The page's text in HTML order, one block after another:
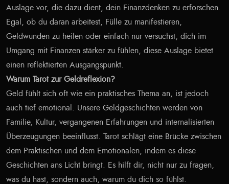
Auslage vor, die dazu dient, dein Finanzdenken zu erforschen.
Egal, ob du daran arbeitest, Fülle zu manifestieren,
Geldwunden zu heilen oder einfach nur versuchst, dich im
Umgang mit Finanzen stärker zu fühlen, diese Auslage bietet
einen reflektierten Ausgangspunkt.
Warum Tarot zur Geldreflexion?
Geld fühlt sich oft wie ein praktisches Thema an, ist jedoch
auch tief emotional. Unsere Geldgeschichten werden von
Familie, Kultur, vergangenen Erfahrungen und internalisierten
Überzeugungen beeinflusst. Tarot schlägt eine Brücke zwischen
dem Praktischen und dem Emotionalen, indem es diese
Geschichten ans Licht bringt. Es hilft dir, nicht nur zu fragen,
was du hast, sondern auch, warum du dich so fühlst.